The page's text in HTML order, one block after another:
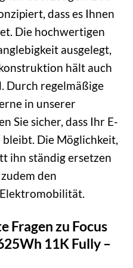
dass es Ihnen
Die hochwertigen
ausgelegt,
hält auch
Durch regelmäßige
in unserer
Sie sicher, dass Ihr E-
bleibt. Die Möglichkeit,
ihn ständig ersetzen
den
Fragen zu Focus
11K Fully –